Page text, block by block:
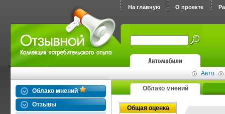
На главную О проекте
Авто
Облако мнений
Отзывы
Облако мнений
Общая оценка